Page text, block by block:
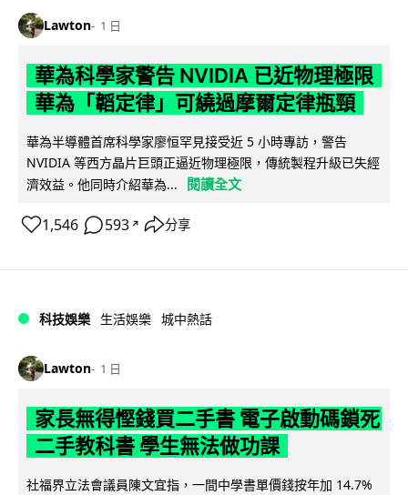
Lawton 1 日
華為科學家警告 NVIDIA 已近物理極限
華為「韜定律」可繞過摩爾定律瓶頸
華為半導體首席科學家廖恒罕見接受近 5 小時專訪，警告
NVIDIA 等西方晶片巨頭正逼近物理極限，傳統製程升級已失經
濟效益。他同時介紹華為...
閱讀全文
1,546 593 ↗ 分享
科技娛樂 生活娛樂 城中熱話
Lawton 1 日
家長無得慳錢買二手書 電子啟動碼鎖死
二手教科書 學生無法做功課
社福界立法會議員陳文宜指，一間中學書單價錢按年加 14.7%